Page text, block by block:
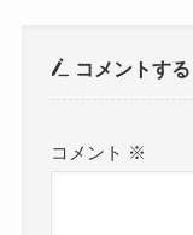
コメントする
コメント ※